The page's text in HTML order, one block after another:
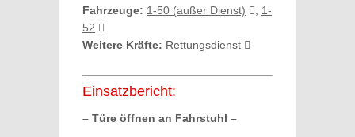
Fahrzeuge: 1-50 (außer Dienst)
1-
52
Weitere Kräfte: Rettungsdienst
Einsatzbericht:
– Türe öffnen an Fahrstuhl –